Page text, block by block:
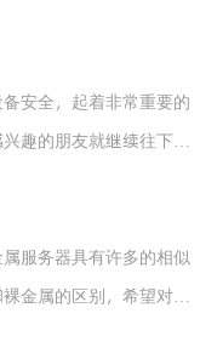
安全，起着非常重要的
趣的朋友就继续往下看
服务器具有许多的相似
金属的区别，希望对大